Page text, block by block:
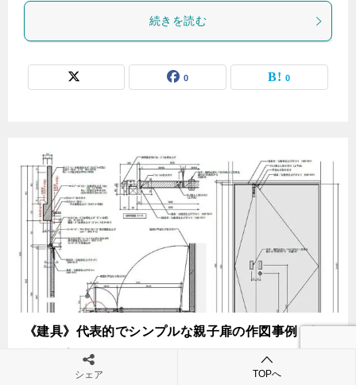
続きを読む
0 0
《建具》代表的でシンプルな親子扉の作図事例 ”き
2024-09-19
シェア TOPへ